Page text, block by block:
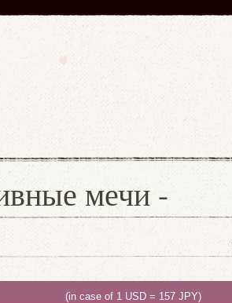
мечи -
(in case of 1 USD = 157 JPY)